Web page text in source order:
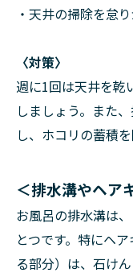
・天井の掃除を怠
〈対策〉
週に1回は天井を乾
しましょう。また
し、ホコリの蓄積
＜排水溝やヘア
お風呂の排水溝は
とつです。特にヘ
る部分）は、石け